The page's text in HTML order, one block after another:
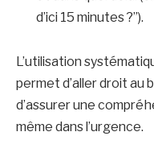
d’ici 15 minutes ?”).
L’utilisation
permet d’aller droit au
d’assurer une
même dans l’urgence.